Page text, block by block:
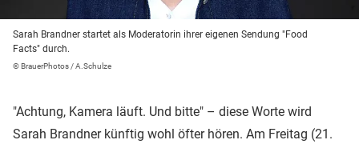
Sarah Brandner startet als Moderatorin ihrer eigenen Sendung "Food
Facts" durch.
© BrauerPhotos / A.Schulze
"Achtung, Kamera läuft. Und bitte" – diese Worte wird
Sarah Brandner künftig wohl öfter hören. Am Freitag (21.